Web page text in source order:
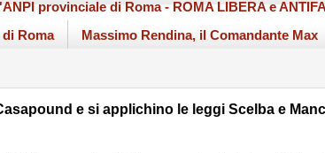
provinciale di Roma - ROMA LIBERA e
Roma
Massimo Rendina, il Comandante Max
e si applichino le leggi Scelba e